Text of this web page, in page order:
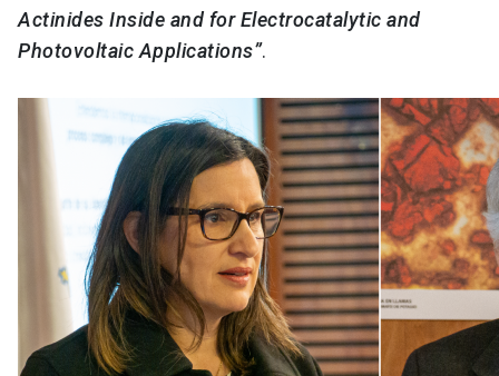
Actinides Inside and for Electrocatalytic and
Photovoltaic Applications”.